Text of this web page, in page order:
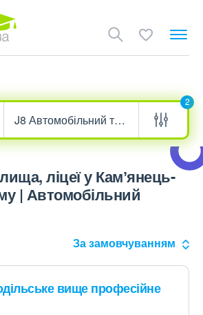
2
ліцеї у Камʼянець-
| Автомобільний
За замовчуванням
вище професійне